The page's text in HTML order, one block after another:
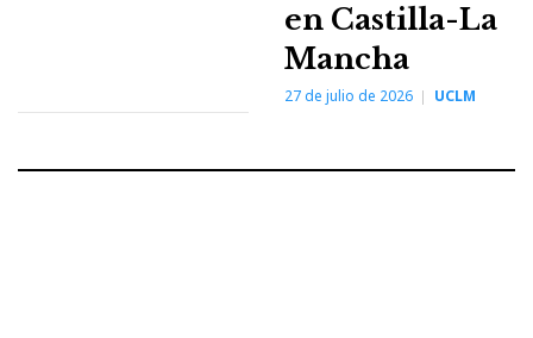
en Castilla-La
Mancha
27 de julio de 2026 UCLM